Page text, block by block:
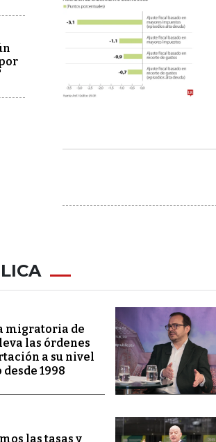
migratoria de
las órdenes
a su nivel
1998
las tasas y